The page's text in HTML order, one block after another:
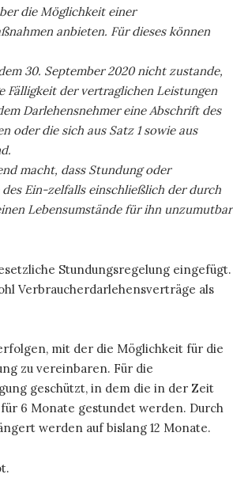
die Möglichkeit einer
anbieten. Für dieses können
30. September 2020 nicht zustande,
Fälligkeit der vertraglichen Leistungen
Darlehensnehmer eine Abschrift des
oder die sich aus Satz 1 sowie aus
macht, dass Stundung oder
Ein-zelfalls einschließlich der durch
Lebensumstände für ihn unzumutbar
Stundungsregelung eingefügt.
Verbraucherdarlehensverträge als
mit der die Möglichkeit für die
zu vereinbaren. Für die
geschützt, in dem die in der Zeit
6 Monate gestundet werden. Durch
werden auf bislang 12 Monate.